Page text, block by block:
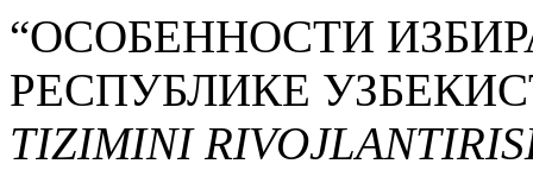
“ОСОБЕННОСТИ
РЕСПУБЛИКЕ
TIZIMINI